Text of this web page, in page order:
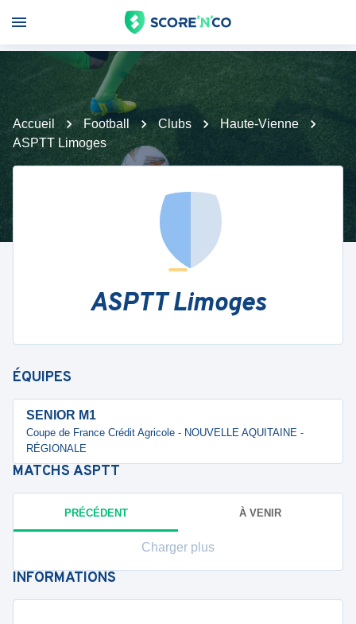
Accueil Football Clubs
Haute-Vienne
ASPTT Limoges
ASPTT Limoges
ÉQUIPES
SENIOR M1
Coupe de France Crédit Agricole - NOUVELLE AQUITAINE -
RÉGIONALE
MATCHS ASPTT
PRÉCÉDENT À VENIR
Charger plus
INFORMATIONS